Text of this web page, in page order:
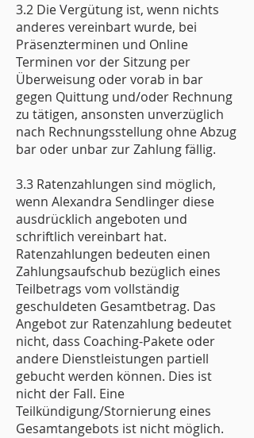
3.2 Die Vergütung ist, wenn nichts
anderes vereinbart wurde, bei
Präsenzterminen und Online
Terminen vor der Sitzung per
Überweisung oder vorab in bar
gegen Quittung und/oder Rechnung
zu tätigen, ansonsten unverzüglich
nach Rechnungsstellung ohne Abzug
bar oder unbar zur Zahlung fällig.
3.3 Ratenzahlungen sind möglich,
wenn Alexandra Sendlinger diese
ausdrücklich angeboten und
schriftlich vereinbart hat.
Ratenzahlungen bedeuten einen
Zahlungsaufschub bezüglich eines
Teilbetrags vom vollständig
geschuldeten Gesamtbetrag. Das
Angebot zur Ratenzahlung bedeutet
nicht, dass Coaching-Pakete oder
andere Dienstleistungen partiell
gebucht werden können. Dies ist
nicht der Fall. Eine
Teilkündigung/Stornierung eines
Gesamtangebots ist nicht möglich.